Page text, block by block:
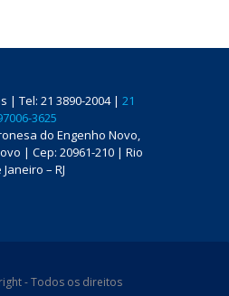
| Tel: 21 3890-2004 | 21
3625
do Engenho Novo,
| Cep: 20961-210 | Rio
– RJ
- Todos os direitos